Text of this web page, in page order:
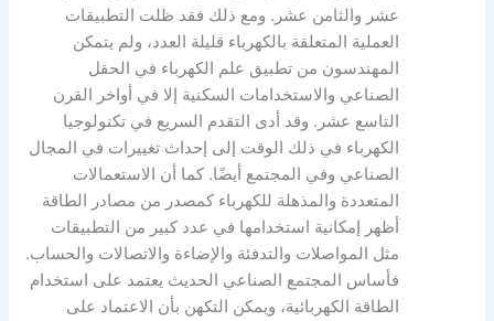
عشر والثامن عشر. ومع ذلك فقد ظلت التطبيقات
العملية المتعلقة بالكهرباء قليلة العدد، ولم يتمكن
المهندسون من تطبيق علم الكهرباء في الحقل
الصناعي والاستخدامات السكنية إلا في أواخر القرن
التاسع عشر. وقد أدى التقدم السريع في تكنولوجيا
الكهرباء في ذلك الوقت إلى إحداث تغييرات في المجال
الصناعي وفي المجتمع أيضًا. كما أن الاستعمالات
المتعددة والمذهلة للكهرباء كمصدر من مصادر الطاقة
أظهر إمكانية استخدامها في عدد كبير من التطبيقات
مثل المواصلات والتدفئة والإضاءة والاتصالات والحساب.
فأساس المجتمع الصناعي الحديث يعتمد على استخدام
الطاقة الكهربائية، ويمكن التكهن بأن الاعتماد على